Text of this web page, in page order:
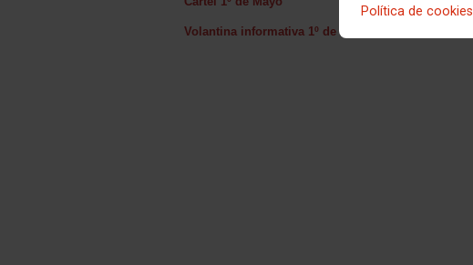
Política de cookies
Volantina informativa 1º de Mayo